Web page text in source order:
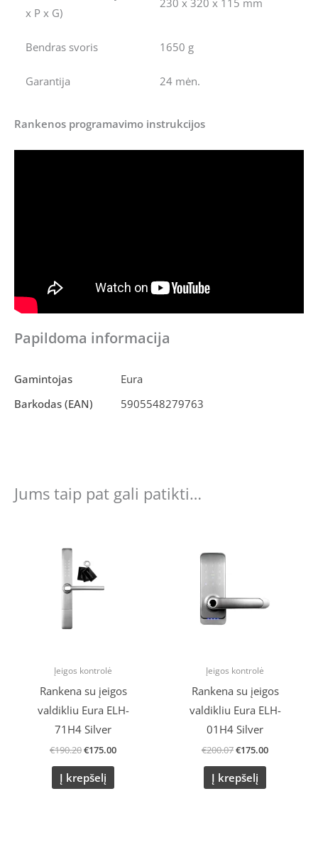
x P x G)
Bendras svoris 1650 g
Garantija 24 mėn.
Rankenos programavimo instrukcijos
Papildoma informacija
Gamintojas
Eura
Barkodas (EAN)
5905548279763
Jums taip pat gali patikti…
Įeigos kontrolė
Rankena su įeigos
valdikliu Eura ELH-
71H4 Silver
€190.20
€190.20.
€175.00
Į krepšelį
Įeigos kontrolė
Rankena su įeigos
valdikliu Eura ELH-
01H4 Silver
€200.07€175.00
Į krepšelį